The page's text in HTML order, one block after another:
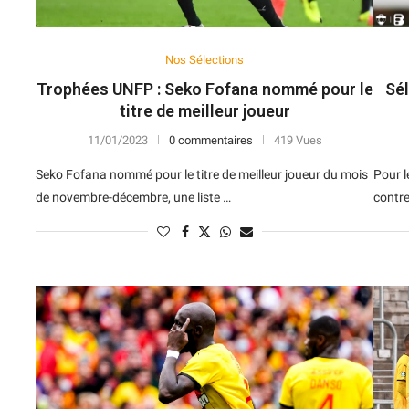
Nos Sélections
Trophées UNFP : Seko Fofana nommé pour le
titre de meilleur joueur
11/01/2023 0 commentaires 419 Vues
Seko Fofana nommé pour le titre de meilleur joueur du mois
de novembre-décembre, une liste …
Pour
D Forme
6 D N V V D